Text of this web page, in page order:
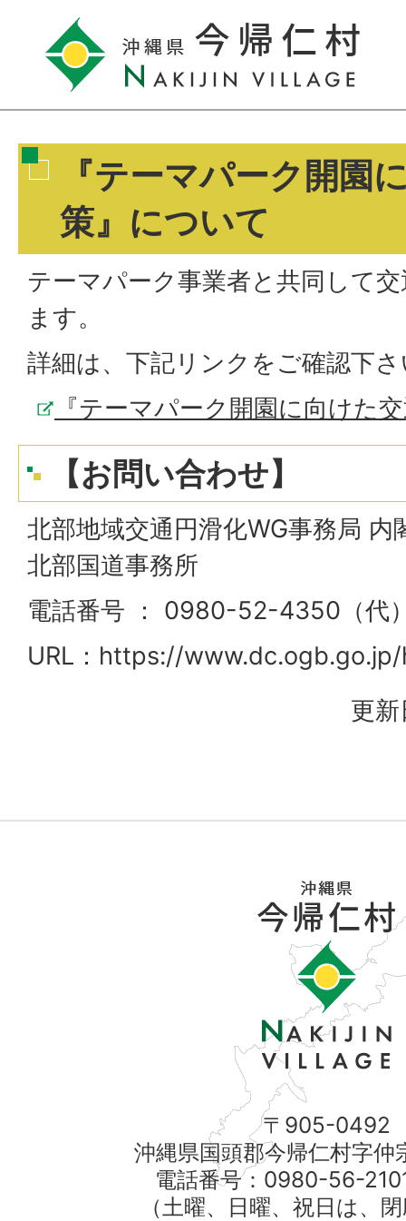
『テーマパーク開園
策』について
テーマパーク事業者と共同して
ます。
詳細は、下記リンクをご確認下
『テーマパーク開園に向けた
【お問い合わせ】
北部地域交通円滑化WG事務局 内
北部国道事務所
電話番号 ： 0980-52-4350（代
URL：https://
更
〒905-0492
沖縄県国頭郡今帰仁村字仲
電話番号：0980-56-
（土曜、日曜、祝日は、